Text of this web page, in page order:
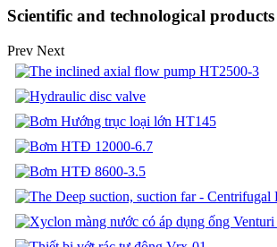
Scientific and technological products
Prev Next